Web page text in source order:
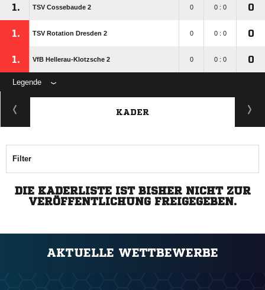
1. TSV Cossebaude 2 0 0 : 0 0
1. TSV Rotation Dresden 2 0 0 : 0 0
1. VfB Hellerau-Klotzsche 2 0 0 : 0 0
Legende
KADER
Filter
DIE KADERLISTE IST BISHER NICHT ZUR
VERÖFFENTLICHUNG FREIGEGEBEN.
AKTUELLE WETTBEWERBE